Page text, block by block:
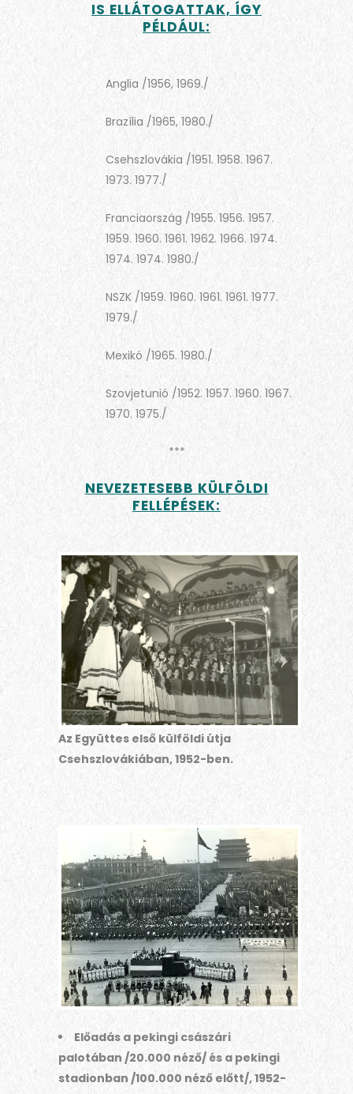
IS ELLÁTOGATTAK, ÍGY
PÉLDÁUL:
Anglia /1956, 1969./
Brazília /1965, 1980./
Csehszlovákia /1951. 1958. 1967.
1973. 1977./
Franciaország /1955. 1956. 1957.
1959. 1960. 1961. 1962. 1966. 1974.
1974. 1974. 1980./
NSZK /1959. 1960. 1961. 1961. 1977.
1979./
Mexikó /1965. 1980./
Szovjetunió /1952. 1957. 1960. 1967.
1970. 1975./
***
NEVEZETESEBB KÜLFÖLDI
FELLÉPÉSEK:
Az Együttes első külföldi útja
Csehszlovákiában, 1952-ben.
Előadás a pekingi császári
palotában /20.000 néző/ és a pekingi
stadionban /100.000 néző előtt/, 1952-